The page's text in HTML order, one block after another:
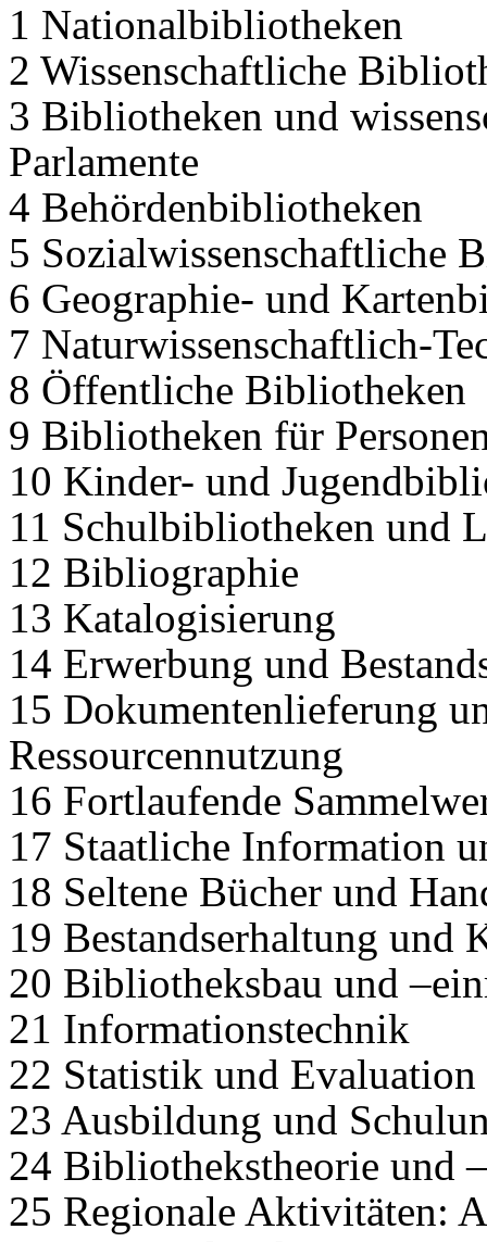
1 Nationalbibliotheken
2 Wissenschaftliche
3 Bibliotheken und
Parlamente
4 Behördenbibliotheken
5 Sozialwissenschaftliche
6 Geographie- und
7 Naturwissenschaftlich-
8 Öffentliche Bibliotheken
9 Bibliotheken für
10 Kinder- und
11 Schulbibliotheken und
12 Bibliographie
13 Katalogisierung
14 Erwerbung und
15 Dokumentenlieferung
Ressourcennutzung
16 Fortlaufende
17 Staatliche Information
18 Seltene Bücher und
19 Bestandserhaltung und
20 Bibliotheksbau und
21 Informationstechnik
22 Statistik und Evaluation
23 Ausbildung und
24 Bibliothekstheorie und
25 Regionale Aktivitäten: